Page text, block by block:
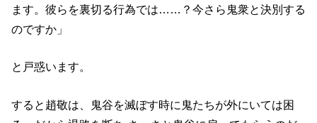
ます。彼らを裏切る行為では……？今さら鬼衆と決別する
のですか」
と戸惑います。
すると趙敬は、鬼谷を滅ぼす時に鬼たちが外にいては困